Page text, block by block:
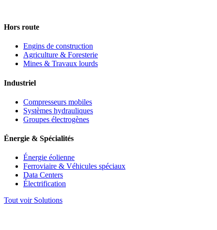
Hors route
Engins de construction
Agriculture & Foresterie
Mines & Travaux lourds
Industriel
Compresseurs mobiles
Systèmes hydrauliques
Groupes électrogènes
Énergie & Spécialités
Énergie éolienne
Ferroviaire & Véhicules spéciaux
Data Centers
Électrification
Tout voir Solutions